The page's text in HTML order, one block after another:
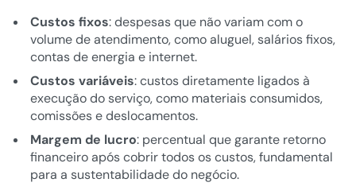
Custos fixos: despesas que não variam com o
volume de atendimento, como aluguel, salários fixos,
contas de energia e internet.
Custos variáveis: custos diretamente ligados à
execução do serviço, como materiais consumidos,
comissões e deslocamentos.
Margem de lucro: percentual que garante retorno
financeiro após cobrir todos os custos, fundamental
para a sustentabilidade do negócio.